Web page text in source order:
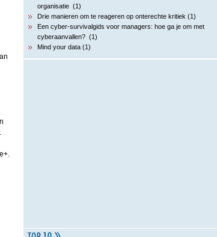
organisatie (1)
Drie manieren om te reageren op onterechte kritiek (1)
Een cyber-survivalgids voor managers: hoe ga je om met
cyberaanvallen? (1)
Mind your data (1)